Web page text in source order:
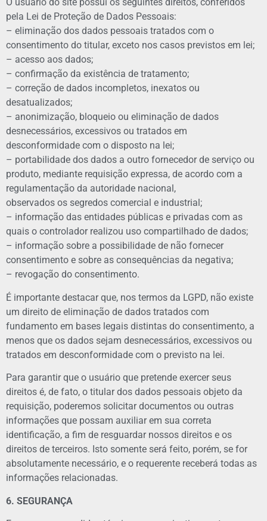
O usuário do site possui os seguintes direitos, conferidos
pela Lei de Proteção de Dados Pessoais:
– eliminação dos dados pessoais tratados com o
consentimento do titular, exceto nos casos previstos em lei;
– acesso aos dados;
– confirmação da existência de tratamento;
– correção de dados incompletos, inexatos ou
desatualizados;
– anonimização, bloqueio ou eliminação de dados
desnecessários, excessivos ou tratados em
desconformidade com o disposto na lei;
– portabilidade dos dados a outro fornecedor de serviço ou
produto, mediante requisição expressa, de acordo com a
regulamentação da autoridade nacional,
observados os segredos comercial e industrial;
– informação das entidades públicas e privadas com as
quais o controlador realizou uso compartilhado de dados;
– informação sobre a possibilidade de não fornecer
consentimento e sobre as consequências da negativa;
– revogação do consentimento.
É importante destacar que, nos termos da LGPD, não existe
um direito de eliminação de dados tratados com
fundamento em bases legais distintas do consentimento, a
menos que os dados sejam desnecessários, excessivos ou
tratados em desconformidade com o previsto na lei.
Para garantir que o usuário que pretende exercer seus
direitos é, de fato, o titular dos dados pessoais objeto da
requisição, poderemos solicitar documentos ou outras
informações que possam auxiliar em sua correta
identificação, a fim de resguardar nossos direitos e os
direitos de terceiros. Isto somente será feito, porém, se for
absolutamente necessário, e o requerente receberá todas as
informações relacionadas.
6. SEGURANÇA